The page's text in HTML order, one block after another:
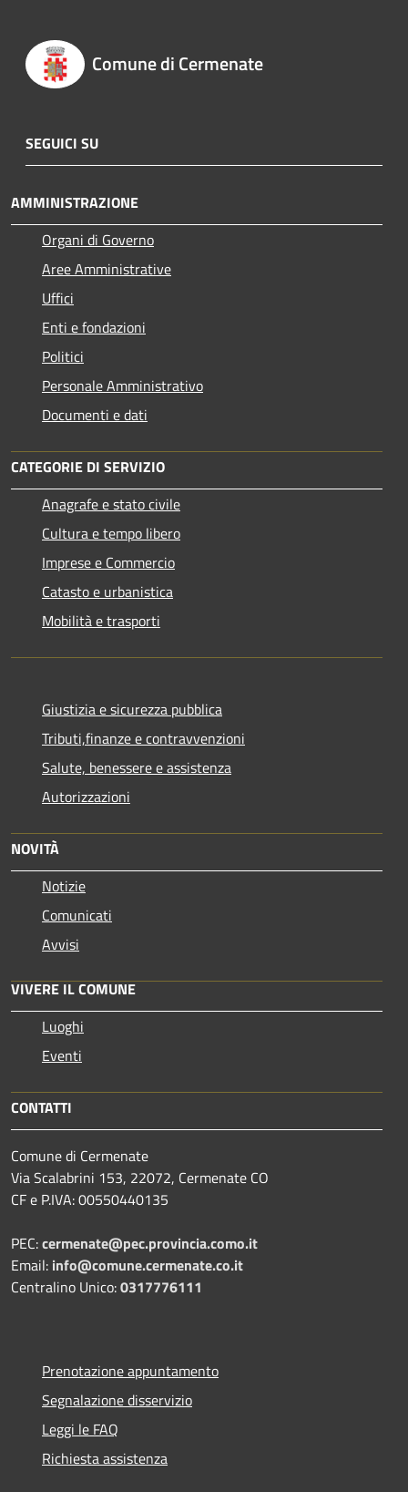
Comune di Cermenate
SEGUICI SU
AMMINISTRAZIONE
Organi di Governo
Aree Amministrative
Uffici
Enti e fondazioni
Politici
Personale Amministrativo
Documenti e dati
CATEGORIE DI SERVIZIO
Anagrafe e stato civile
Cultura e tempo libero
Imprese e Commercio
Catasto e urbanistica
Mobilità e trasporti
Giustizia e sicurezza pubblica
Tributi,finanze e contravvenzioni
Salute, benessere e assistenza
Autorizzazioni
NOVITÀ
Notizie
Comunicati
Avvisi
VIVERE IL COMUNE
Luoghi
Eventi
CONTATTI
Comune di Cermenate
Via Scalabrini 153, 22072, Cermenate CO
CF e P.IVA: 00550440135
PEC:cermenate@pec.provincia.como.it
Email: info@comune.cermenate.co.it
Centralino Unico:0317776111
Prenotazione appuntamento
Segnalazione disservizio
Leggi le FAQ
Richiesta assistenza